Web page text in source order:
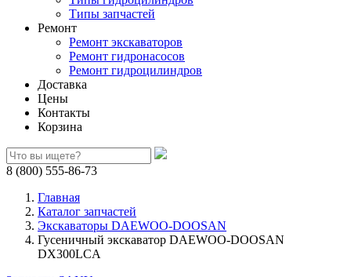
Типы запчастей
Ремонт
Ремонт экскаваторов
Ремонт гидронасосов
Ремонт гидроцилиндров
Доставка
Цены
Контакты
Корзина
8 (800) 555-86-73
Главная
Каталог запчастей
Экскаваторы DAEWOO-DOOSAN
Гусеничный экскаватор DAEWOO-DOOSAN
DX300LCA